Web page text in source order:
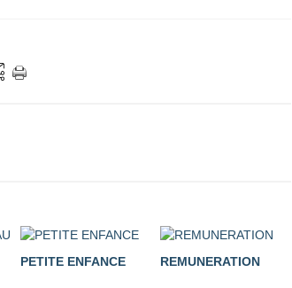
PETITE ENFANCE REMUNERATION